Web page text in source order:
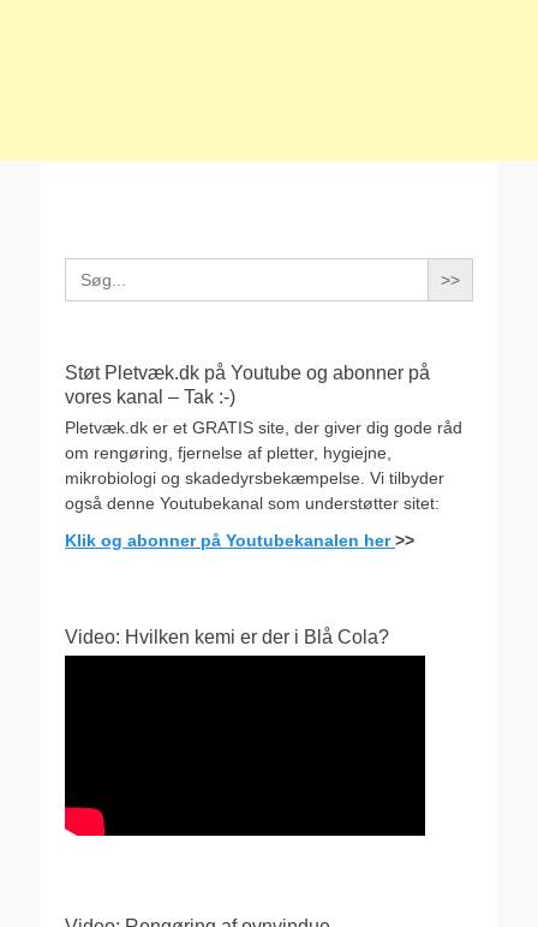
Search
for:
Støt Pletvæk.dk på Youtube og abonner på
vores kanal – Tak :-)
Pletvæk.dk er et GRATIS site, der giver dig gode råd
om rengøring, fjernelse af pletter, hygiejne,
mikrobiologi og skadedyrsbekæmpelse. Vi tilbyder
også denne Youtubekanal som understøtter sitet:
Klik og abonner på Youtubekanalen her>>
Video: Hvilken kemi er der i Blå Cola?